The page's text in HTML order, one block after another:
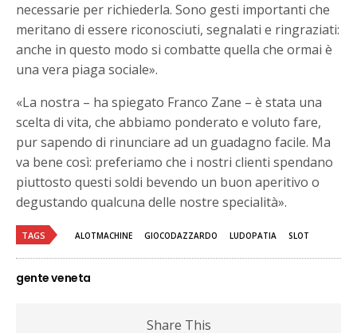
necessarie per richiederla. Sono gesti importanti che
meritano di essere riconosciuti, segnalati e ringraziati:
anche in questo modo si combatte quella che ormai è
una vera piaga sociale».
«La nostra – ha spiegato Franco Zane – è stata una
scelta di vita, che abbiamo ponderato e voluto fare,
pur sapendo di rinunciare ad un guadagno facile. Ma
va bene così: preferiamo che i nostri clienti spendano
piuttosto questi soldi bevendo un buon aperitivo o
degustando qualcuna delle nostre specialità».
TAGS ALOTMACHINE GIOCODAZZARDO LUDOPATIA SLOT
gente veneta
Share This